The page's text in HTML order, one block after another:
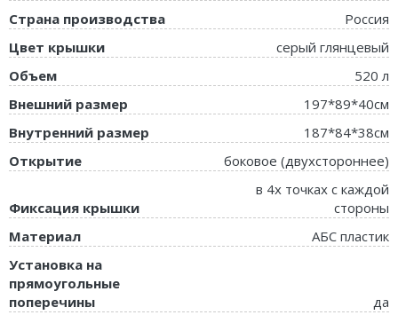
Страна производства
Россия
Цвет крышки
серый глянцевый
Объем
520 л
Внешний размер
197*89*40см
Внутренний размер
187*84*38см
Открытие
боковое (двухстороннее)
Фиксация крышки
в 4х точках с каждой
стороны
Материал
АБС пластик
Установка на
прямоугольные
поперечины
да